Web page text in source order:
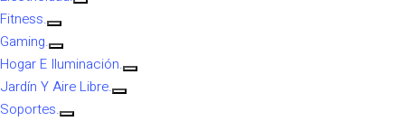
Fitness.
Gaming.
Hogar E Iluminación.
Jardín Y Aire Libre.
Soportes.